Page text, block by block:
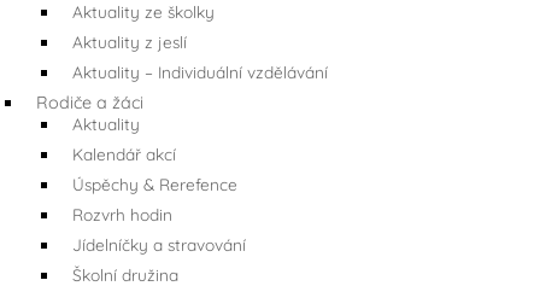
Aktuality ze školky
Aktuality z jeslí
Aktuality – Individuální vzdělávání
Rodiče a žáci
Aktuality
Kalendář akcí
Úspěchy & Rerefence
Rozvrh hodin
Jídelníčky a stravování
Školní družina